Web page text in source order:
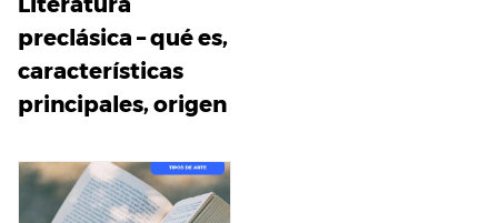
preclásica – qué es,
características
principales, origen